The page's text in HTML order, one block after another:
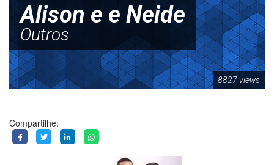
Alison e e Neide
Outros
8827 views
Compartilhe: